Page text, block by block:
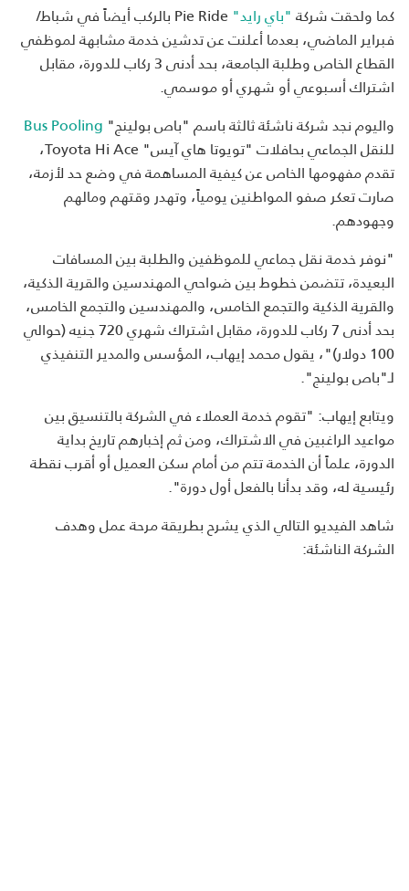
كما ولحقت شركة"باي رايد"
Pie Ride بالركب أيضاً في شباط/
فبراير الماضي، بعدما أعلنت عن تدشين خدمة مشابهة لموظفي
القطاع الخاص وطلبة الجامعة، بحد أدنى 3 ركاب للدورة، مقابل
اشتراك أسبوعي أو شهري أو موسمي.
واليوم نجد شركة ناشئة ثالثة باسم "باص بولينج" Bus Pooling
للنقل الجماعي بحافلات "تويوتا هاي آيس" Toyota Hi Ace،
تقدم مفهومها الخاص عن كيفية المساهمة في وضع حد لأزمة،
صارت تعكر صفو المواطنين يومياً، وتهدر وقتهم ومالهم
وجهودهم.
"نوفر خدمة نقل جماعي للموظفين والطلبة بين المسافات
البعيدة، تتضمن خطوط بين ضواحي المهندسين والقرية الذكية،
والقرية الذكية والتجمع الخامس، والمهندسين والتجمع الخامس،
بحد أدنى 7 ركاب للدورة، مقابل اشتراك شهري 720 جنيه (حوالي
100 دولار)"، يقول محمد إيهاب، المؤسس والمدير التنفيذي
لـ"باص بولينج".
ويتابع إيهاب: "تقوم خدمة العملاء في الشركة بالتنسيق بين
مواعيد الراغبين في الاشتراك، ومن ثم إخبارهم تاريخ بداية
الدورة، علماً أن الخدمة تتم من أمام سكن العميل أو أقرب نقطة
رئيسية له، وقد بدأنا بالفعل أول دورة".
شاهد الفيديو التالي الذي يشرح بطريقة مرحة عمل وهدف
الشركة الناشئة: